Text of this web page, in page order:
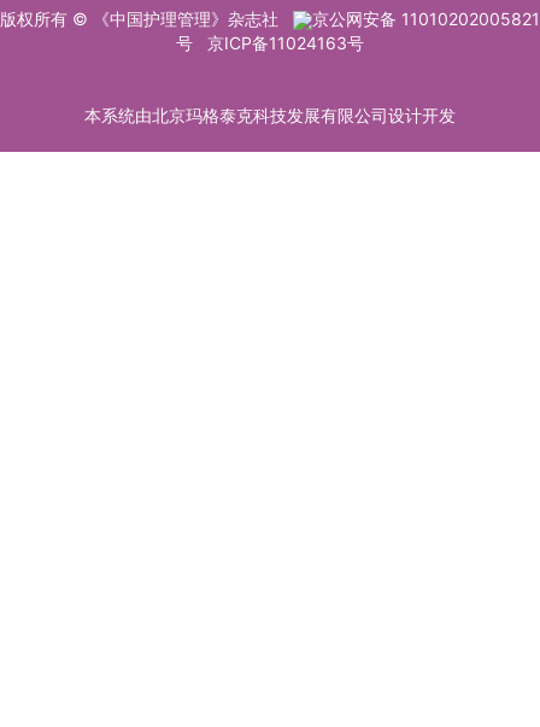
版权所有 © 《中国护理管理》杂志社
京公网安备 11010202005821
号
京ICP备11024163号
本系统由北京玛格泰克科技发展有限公司设计开发